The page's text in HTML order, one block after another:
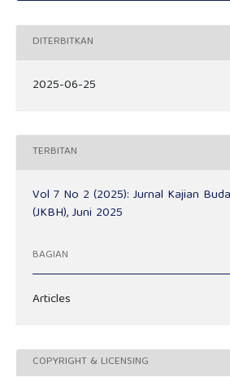
DITERBITKAN
2025-06-25
TERBITAN
Vol 7 No 2 (2025): Jurnal Kajian
(JKBH), Juni 2025
BAGIAN
Articles
COPYRIGHT & LICENSING